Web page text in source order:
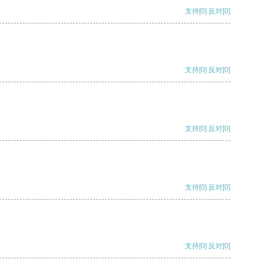
支持[0] 反对[0]
支持[0] 反对[0]
支持[0] 反对[0]
支持[0] 反对[0]
支持[0] 反对[0]